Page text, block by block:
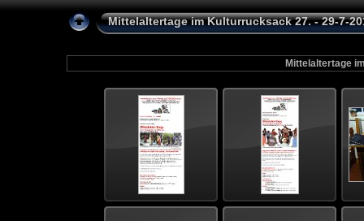
Mittelaltertage im Kulturrucksack 27. - 29-7-
Mittelaltertage